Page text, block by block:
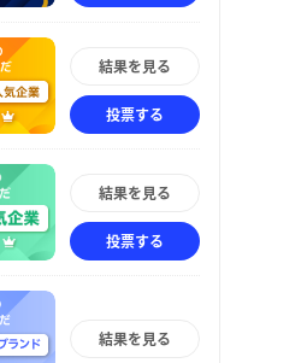
結果を見る
投票する
結果を見る
投票する
結果を見る